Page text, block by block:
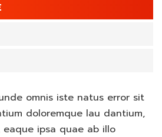
omnis iste natus error sit
doloremque lau dantium,
ipsa quae ab illo